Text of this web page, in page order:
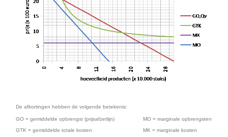
De afkortingen hebben de volgende betekenis:
GO = gemiddelde opbrengst (prijsafzetlijn)
GTK = gemiddelde totale kosten
MO = marginale opbrengsten
MK = marginale kosten